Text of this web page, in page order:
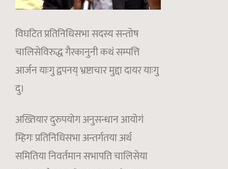
विघटित प्रतिनिधिसभा सदस्य सन्तोष
चालिसेविरुद्ध गैरकानुनी कथं सम्पत्ति
आर्जन याःगु द्वपनय् भ्रष्टाचार मुद्दा दायर याःगु
दु।
अख्तियार दुरुपयोग अनुसन्धान आयोगं
म्हिगः प्रतिनिधिसभा अन्तर्गतया अर्थ
समितिया निवर्तमान सभापति चालिसेया